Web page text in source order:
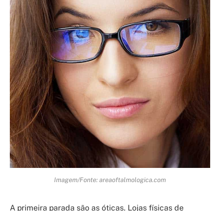
Imagem/Fonte: areaoftalmologica.com
A primeira parada são as óticas. Lojas físicas de